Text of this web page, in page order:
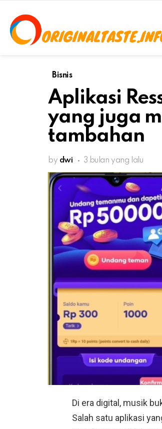
Bisnis
Aplikasi
yang juga
tambahan
by dwi 3 bulan yang lalu
Di era digital, musik
Salah satu aplikasi